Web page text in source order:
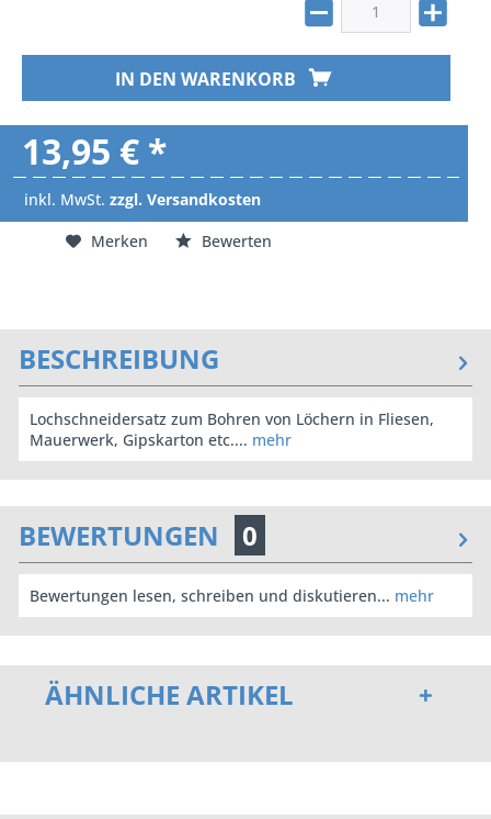
IN DEN WARENKORB
13,95 € *
inkl. MwSt. zzgl. Versandkosten
Merken
Bewerten
BESCHREIBUNG
Lochschneidersatz zum Bohren von Löchern in Fliesen,
Mauerwerk, Gipskarton etc.... mehr
BEWERTUNGEN 0
Bewertungen lesen, schreiben und diskutieren... mehr
ÄHNLICHE ARTIKEL